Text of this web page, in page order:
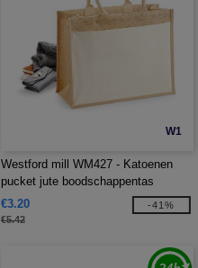
W1
Westford mill WM427 - Katoenen
pucket jute boodschappentas
€3.20
€5.42
-41%